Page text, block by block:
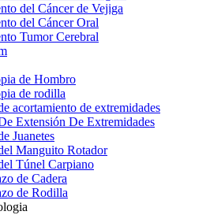
del Cáncer de Vejiga
del Cáncer Oral
Tumor Cerebral
de Hombro
de rodilla
acortamiento de extremidades
Extensión De Extremidades
Juanetes
Manguito Rotador
Túnel Carpiano
de Cadera
de Rodilla